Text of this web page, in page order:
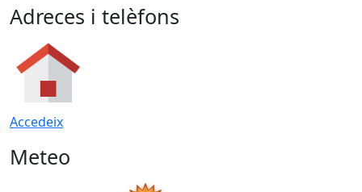
Adreces i telèfons
Accedeix
Meteo